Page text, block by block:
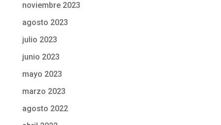
noviembre 2023
agosto 2023
julio 2023
junio 2023
mayo 2023
marzo 2023
agosto 2022